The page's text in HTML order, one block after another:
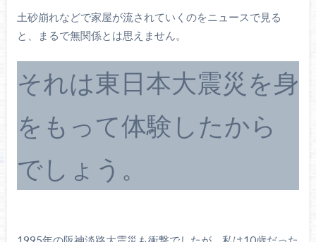
土砂崩れなどで家屋が流されていくのをニュースで見る
と、まるで無関係とは思えません。
それは東日本大震災を身
をもって体験したから
でしょう。